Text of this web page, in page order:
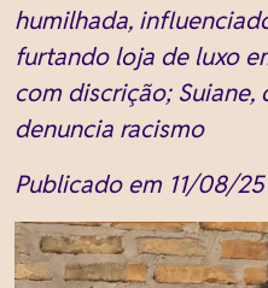
humilhada,
furtando loja de luxo
com discrição; Suiane,
denuncia racismo
Publicado em 11/08/